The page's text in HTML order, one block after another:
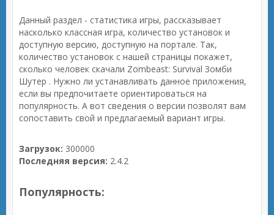
Данный раздел - статистика игры, рассказывает
насколько классная игра, количество установок и
доступную версию, доступную на портале. Так,
количество установок с нашей страницы покажет,
сколько человек скачали Zombeast: Survival Зомби
Шутер . Нужно ли устанавливать данное приложения,
если вы предпочитаете ориентироваться на
популярность. А вот сведения о версии позволят вам
сопоставить свой и предлагаемый вариант игры.
Загрузок: 300000
Последняя версия: 2.4.2
Популярность: